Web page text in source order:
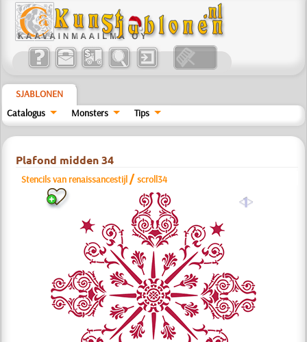
SJABLONEN
Catalogus
Monsters Tips
Plafond midden 34
Stencils van renaissancestijl /scroll34
a